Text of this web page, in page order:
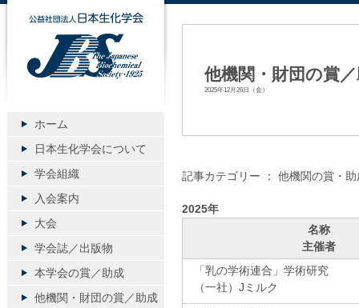
他機関・財団の賞
2025年12月26日（金）
記事カテゴリー ： 他機関の賞・
2025年
名称
主催者
「乳の学術連合」学術研究
（一社）Jミルク
公益社団法人日本生化学会
ホーム
日本生化学会について
学会組織
入会案内
大会
学会誌／出版物
本学会の賞／助成
他機関・財団の賞／助成